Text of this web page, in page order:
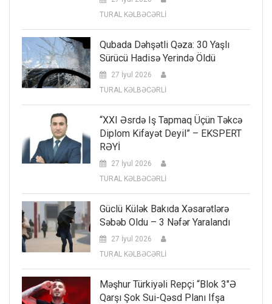
TURAL KƏLBƏCƏRLİ
Qubada Dəhşətli Qəza: 30 Yaşlı
Sürücü Hadisə Yerində Öldü
27 İyul 2026
TURAL KƏLBƏCƏRLİ
“XXI Əsrdə Iş Tapmaq Üçün Təkcə
Diplom Kifayət Deyil” – EKSPERT
RƏYİ
27 İyul 2026
TURAL KƏLBƏCƏRLİ
Güclü Külək Bakıda Xəsarətlərə
Səbəb Oldu – 3 Nəfər Yaralandı
27 İyul 2026
TURAL KƏLBƏCƏRLİ
Məşhur Türkiyəli Repçi “Blok 3″ə
Qarşı Şok Sui-Qəsd Planı Ifşa